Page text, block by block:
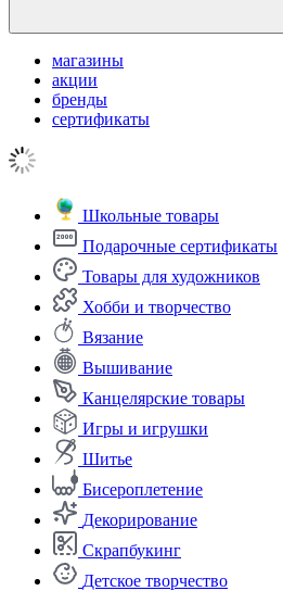
магазины
акции
бренды
сертификаты
Школьные товары
Подарочные сертификаты
Товары для художников
Хобби и творчество
Вязание
Вышивание
Канцелярские товары
Игры и игрушки
Шитье
Бисероплетение
Декорирование
Скрапбукинг
Детское творчество